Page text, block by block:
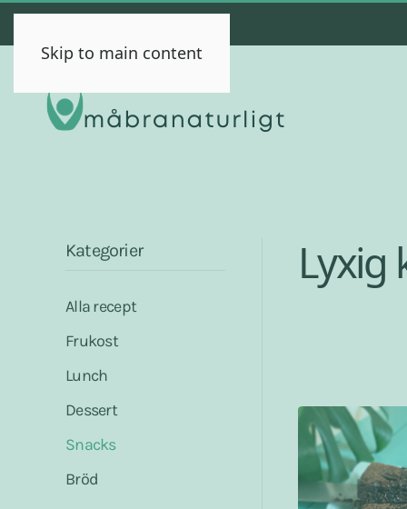
Skip to main content
Lyxig
Kategorier
Alla recept
Frukost
Lunch
Dessert
Snacks
Bröd